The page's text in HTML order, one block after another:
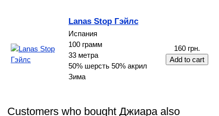
Lanas Stop Гэйлс
Испания
100 грамм
33 метра
50% шерсть 50% акрил
Зима
160 грн.
Customers who bought Джиара also